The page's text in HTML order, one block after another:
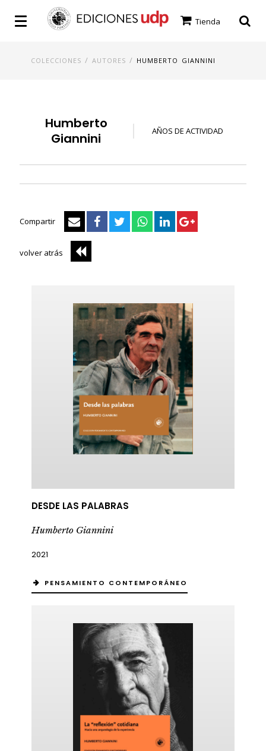
Tienda
COLECCIONES /AUTORES / HUMBERTO GIANNINI
Humberto
Giannini
AÑOS DE ACTIVIDAD
Compartir
volver atrás
DESDE LAS PALABRAS
Humberto Giannini
2021
PENSAMIENTO CONTEMPORÁNEO